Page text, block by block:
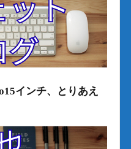
インチ、とりあえ